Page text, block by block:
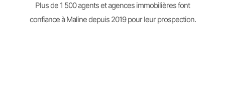
Plus de 1 500 agents et agences immobilières font
confiance à Maline depuis 2019 pour leur prospection.